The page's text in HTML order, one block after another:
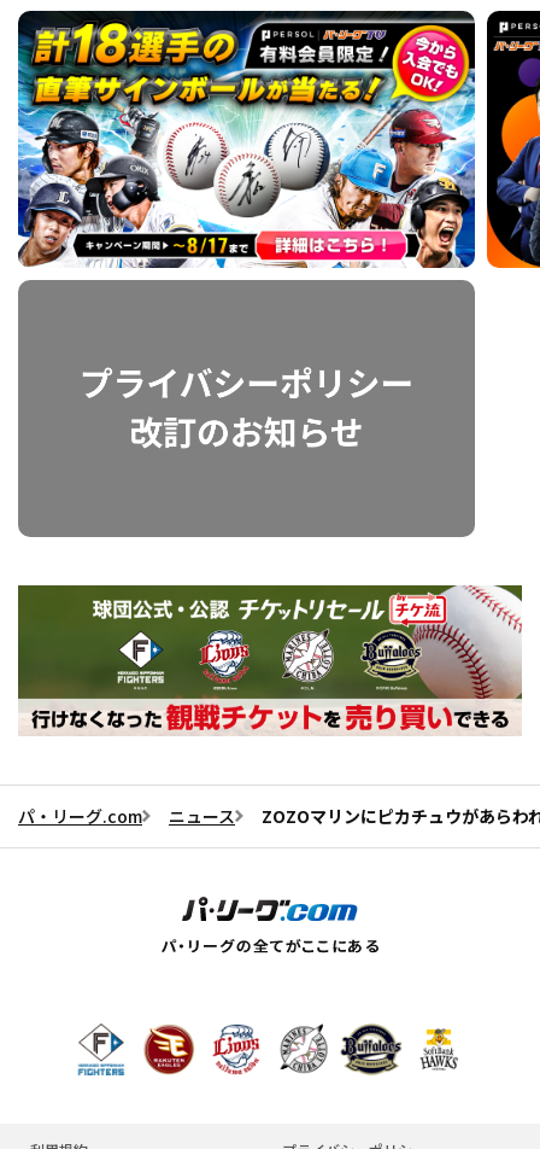
パ・リーグ.com ニュース ZOZOマリンにピカチュウがあら